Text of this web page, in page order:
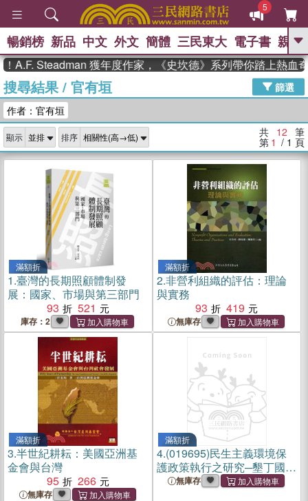
5
GO
高希均教授回憶錄
、 The Odyssey 、 父親節 、 如果歷
獎 臺灣漫遊錄 、 方念華 、 台灣的李
登輝時代
數學女孩：黎曼猜想 、
偉大的迷走神經
暢銷榜 新品 中文 外文 簡體 三民東大 電子書 親子
Steadman 獲年度作家，《史坎德》系列帶你踏上熱血奇
搜尋結果/ 官有垣
篩選
作者：官有垣
顯示 排序 共 12 筆
第 1 / 1 頁
滿額折
1.臺灣的長期照顧體制發
展：國家、市場與第三部門
93
521
庫存：2
滿額折
2.非營利組織的評估：理論
與實務
93
419
無庫存
滿額折
3.半世紀耕耘：美國亞洲基
金會與台灣
95
266
無庫存
滿額折
4.(019695)民生主義環境保
護政策執行之研究─墾丁國家
公園的個案分析
無庫存